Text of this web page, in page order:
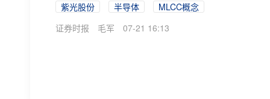
紫光股份 半导体
MLCC概念
证券时报
毛军 07-21 16:13